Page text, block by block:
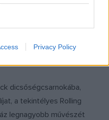
Privacy Policy
volt. Magyarországon
lépett fel a Budapesti
én vitte el, egy héttel
dicsőségcsarnokába,
a tekintélyes Rolling
legnagyobb művészét